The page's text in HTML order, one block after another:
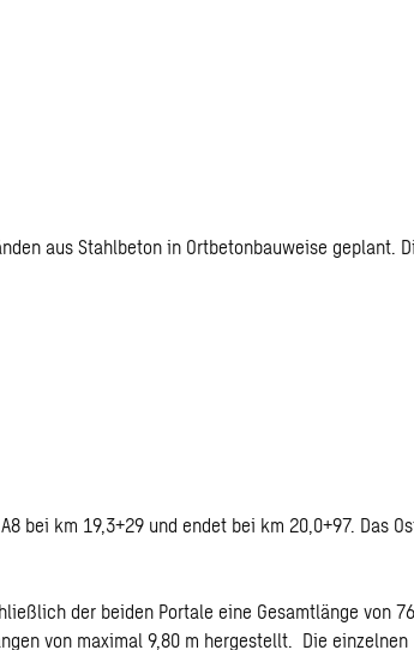
aus Stahlbeton in Ortbetonbauweise geplant.
bei km 19,3+29 und endet bei km 20,0+97. Das
der beiden Portale eine Gesamtlänge von
von maximal 9,80 m hergestellt. Die einzelnen